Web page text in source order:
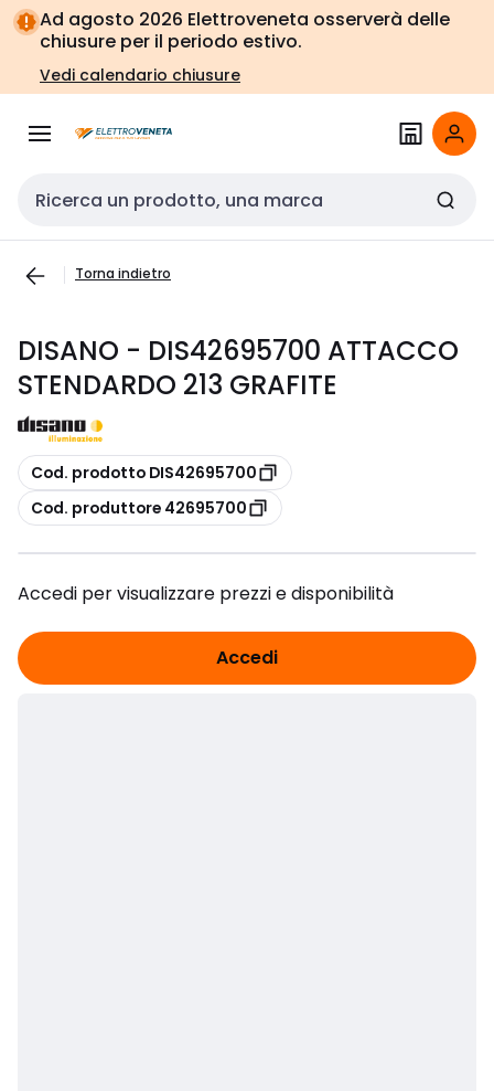
Vai alla
navigazione
Vai
alla
pagina
Ad agosto 2026 Elettroveneta osserverà delle
chiusure per il periodo estivo.
Vedi calendario chiusure
Cerca input
Torna indietro
DISANO - DIS42695700 ATTACCO
STENDARDO 213 GRAFITE
copia
Cod. prodotto DIS42695700
copia
Cod. produttore 42695700
Accedi per visualizzare prezzi e disponibilità
Accedi